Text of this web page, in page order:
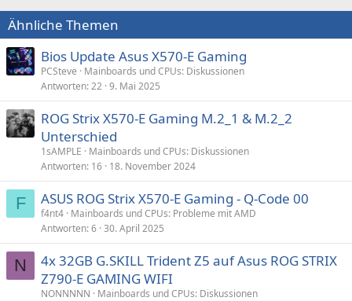
Ähnliche Themen
Bios Update Asus X570-E Gaming
PCSteve
Mainboards und CPUs: Diskussionen
Antworten 22 9. Mai 2025
ROG Strix X570-E Gaming M.2_1 & M.2_2
Unterschied
1sAMPLE
Mainboards und CPUs: Diskussionen
Antworten 16 18. November 2024
F ASUS ROG Strix X570-E Gaming - Q-Code 00
f4nt4 Mainboards und CPUs: Probleme mit AMD
Antworten 6 30. April 2025
N
4x 32GB G.SKILL Trident Z5 auf Asus ROG STRIX
Z790-E GAMING WIFI
NONNNNN
Mainboards und CPUs: Diskussionen